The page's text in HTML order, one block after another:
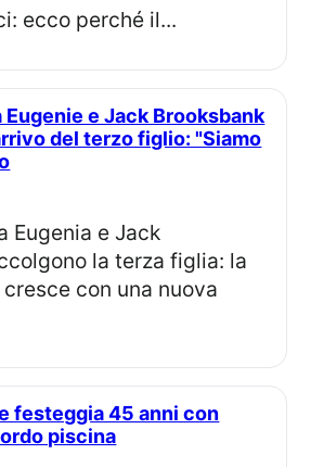
ecco perché il...
del terzo figlio: "Siamo
la terza figlia: la
con una nuova
piscina